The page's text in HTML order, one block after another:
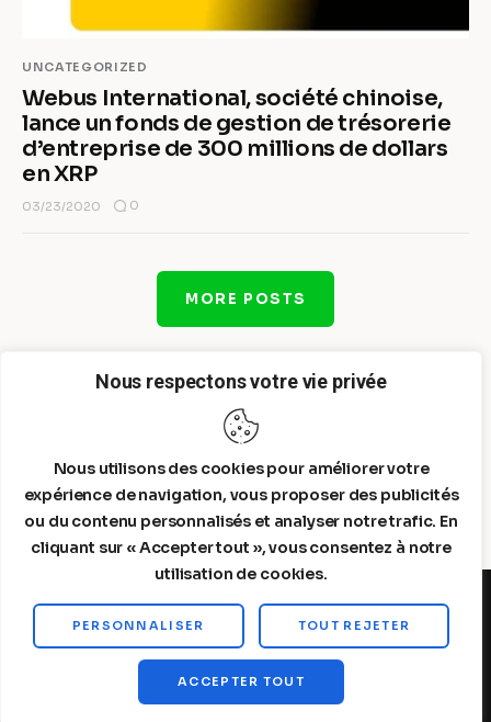
Nous respectons votre vie privée
Nous utilisons des cookies pour améliorer votre
expérience de navigation, vous proposer des publicités
ou du contenu personnalisés et analyser notre trafic. En
cliquant sur « Accepter tout », vous consentez à notre
utilisation de cookies.
PERSONNALISER TOUT REJETER
ACCEPTER TOUT
UNCATEGORIZED
Webus International, société chinoise,
lance un fonds de gestion de trésorerie
d’entreprise de 300 millions de dollars
en XRP
03/23/2020 0
MORE POSTS
Steelldy© 2026. All Rights Reserved.